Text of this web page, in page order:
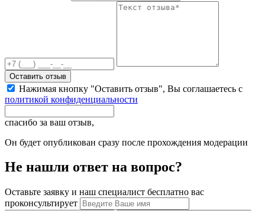
Оставить отзыв
Нажимая кнопку "Оставить отзыв", Вы соглашаетесь с
политикой конфиденциальности
спасибо за ваш отзыв,
Он будет опубликован сразу после прохождения модерации
Не нашли ответ на вопрос?
Оставьте заявку и наш специалист бесплатно вас
проконсультирует